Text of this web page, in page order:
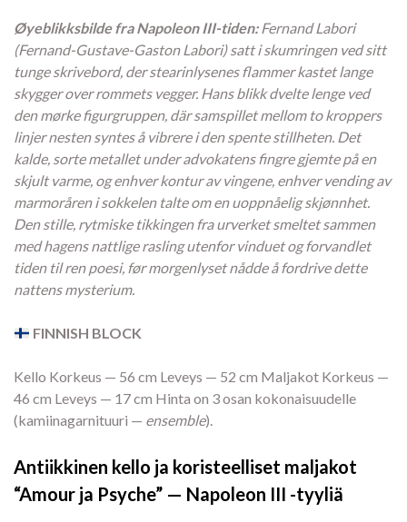
Øyeblikksbilde fra Napoleon III-tiden: Fernand Labori
(Fernand-Gustave-Gaston Labori) satt i skumringen ved sitt
tunge skrivebord, der stearinlysenes flammer kastet lange
skygger over rommets vegger. Hans blikk dvelte lenge ved
den mørke figurgruppen, där samspillet mellom to kroppers
linjer nesten syntes å vibrere i den spente stillheten. Det
kalde, sorte metallet under advokatens fingre gjemte på en
skjult varme, og enhver kontur av vingene, enhver vending av
marmoråren i sokkelen talte om en uoppnåelig skjønnhet.
Den stille, rytmiske tikkingen fra urverket smeltet sammen
med hagens nattlige rasling utenfor vinduet og forvandlet
tiden til ren poesi, før morgenlyset nådde å fordrive dette
nattens mysterium.
FINNISH BLOCK
Kello Korkeus — 56 cm Leveys — 52 cm Maljakot Korkeus —
46 cm Leveys — 17 cm Hinta on 3 osan kokonaisuudelle
(kamiinagarnituuri — ensemble).
Antiikkinen kello ja koristeelliset maljakot
“Amour ja Psyche” — Napoleon III -tyyliä